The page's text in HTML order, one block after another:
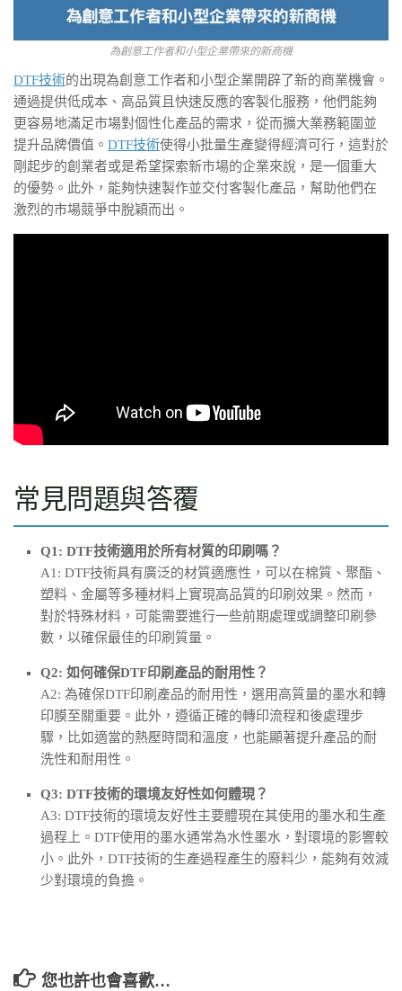
為創意工作者和小型企業帶來的新商機
DTF技術的出現為創意工作者和小型企業開辟了新的商業機會。
通過提供低成本、高品質且快速反應的客製化服務，他們能夠
更容易地滿足市場對個性化產品的需求，從而擴大業務範圍並
提升品牌價值。 DTF技術使得小批量生產變得經濟可行，這對於
剛起步的創業者或是希望探索新市場的企業來說，是一個重大
的優勢。此外，能夠快速製作並交付客製化產品，幫助他們在
激烈的市場競爭中脫穎而出。
常見問題與答覆
Q1: DTF技術適用於所有材質的印刷嗎？
A1: DTF技術具有廣泛的材質適應性，可以在棉質、聚酯、
塑料、金屬等多種材料上實現高品質的印刷效果。然而，
對於特殊材料，可能需要進行一些前期處理或調整印刷參
數，以確保最佳的印刷質量。
Q2: 如何確保DTF印刷產品的耐用性？
A2: 為確保DTF印刷產品的耐用性，選用高質量的墨水和轉
印膜至關重要。此外，遵循正確的轉印流程和後處理步
驟，比如適當的熱壓時間和溫度，也能顯著提升產品的耐
洗性和耐用性。
Q3: DTF技術的環境友好性如何體現？
A3: DTF技術的環境友好性主要體現在其使用的墨水和生產
過程上。DTF使用的墨水通常為水性墨水，對環境的影響較
小。此外，DTF技術的生產過程產生的廢料少，能夠有效減
少對環境的負擔。
您也許也會喜歡…